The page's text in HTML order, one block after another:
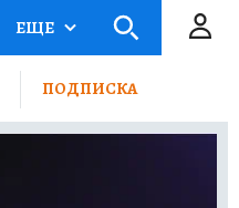
ЕЩЕ
ПОДПИСКА